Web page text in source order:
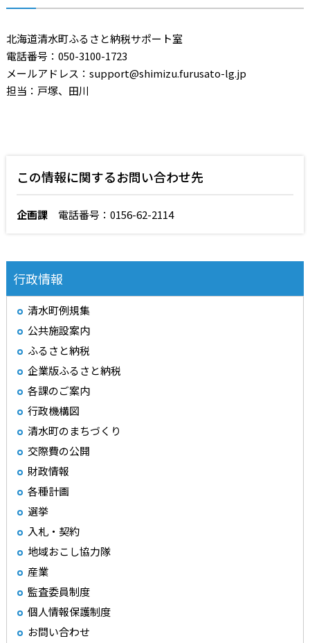
行政情報
清水町例規集
公共施設案内
ふるさと納税
企業版ふるさと納税
各課のご案内
行政機構図
清水町のまちづくり
交際費の公開
財政情報
各種計画
選挙
入札・契約
地域おこし協力隊
産業
監査委員制度
個人情報保護制度
お問い合わせ
北海道清水町ふるさと納税サポート室
電話番号：050-3100-1723
メールアドレス：support@shimizu.furusato-lg.jp
担当：戸塚、田川
この情報に関するお問い合わせ先
企画課電話番号：0156-62-2114